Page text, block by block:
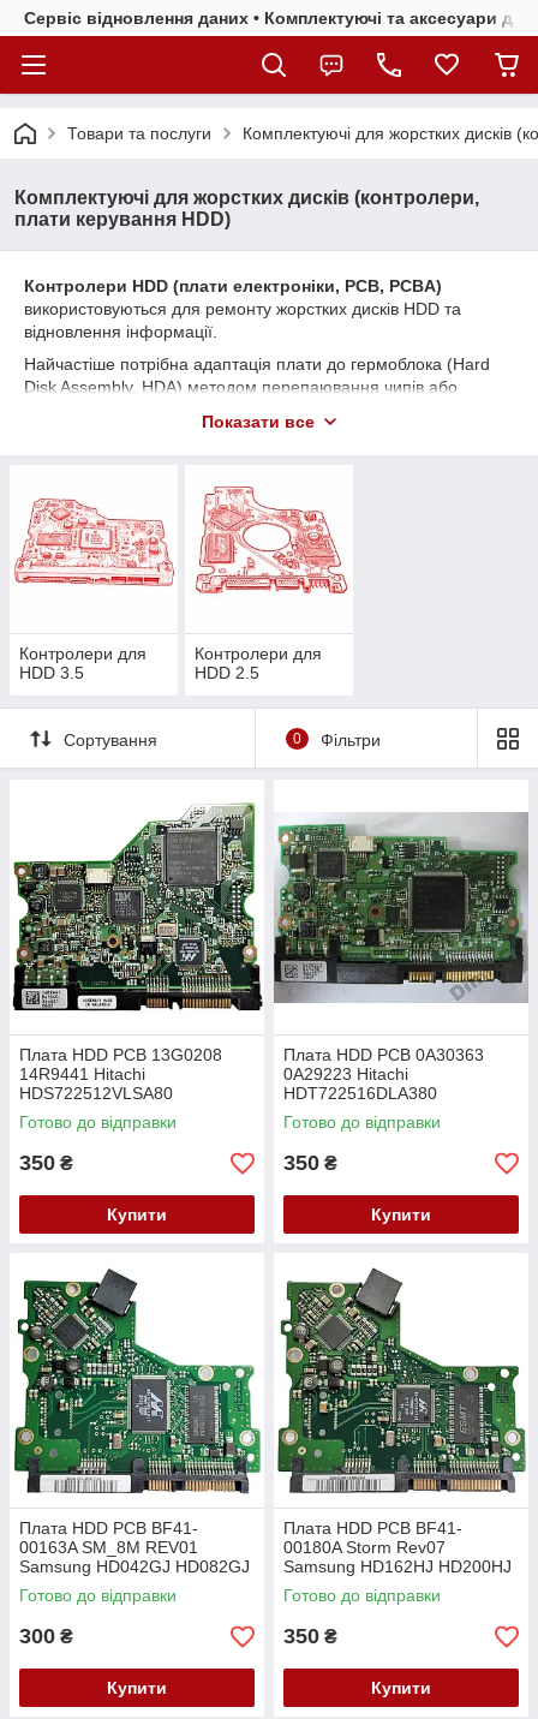
Сервіс відновлення даних • Комплектуючі та аксесуари
Товари та послуги Комплектуючі для жорстких дисків
Комплектуючі для жорстких дисків (контролери,
плати керування HDD)
Контролери HDD (плати електроніки, PCB, PCBA)
використовуються для ремонту жорстких дисків HDD та
відновлення інформації.
Найчастіше потрібна адаптація плати до гермоблока (Hard
Disk Assembly, HDA) методом перепаювання чипів або
даних) за допомогою спецобладнання. Тому цей товар
відновлення даних
жорстких дисків HDD, твердотільних накопичувачів SSD та
інших носіїв інформації.
For international buyers.
Contact me if you want to buy my items. I will send you an
Показати все
Контролери для
HDD 3.5
Контролери для
HDD 2.5
Сортування 0 Фільтри
Плата HDD PCB 13G0208
14R9441 Hitachi
HDS722512VLSA80
HDS722516VLSA80
HDS722525VLSA80
Готово до відправки
350 ₴
Купити
Плата HDD PCB 0A30363
0A29223 Hitachi
HDT722516DLA380
HDT722520DLA380
HDT722525DLA380
Готово до відправки
350 ₴
Купити
Плата HDD PCB BF41-
00163A SM_8M REV01
Samsung HD042GJ HD082GJ
HD120HJ HD161HJ
Готово до відправки
300 ₴
Купити
Плата HDD PCB BF41-
00180A Storm Rev07
Samsung HD162HJ HD200HJ
HD250HJ
Готово до відправки
350 ₴
Купити